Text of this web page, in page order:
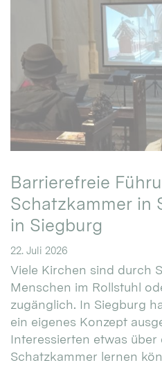
Barrierefreie
Schatzkammer in
in Siegburg
22. Juli 2026
Viele Kirchen sind durch
Menschen im Rollstuhl
zugänglich. In Siegburg
ein eigenes Konzept
Interessierten etwas über
Schatzkammer lernen